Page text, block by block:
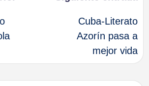
Cuba-Literato
Azorín pasa a
mejor vida